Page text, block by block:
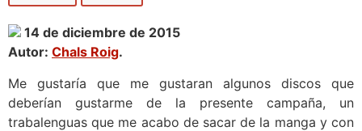
14 de diciembre de 2015
Autor: Chals Roig.
Me gustaría que me gustaran algunos discos que
deberían gustarme de la presente campaña, un
trabalenguas que me acabo de sacar de la manga y con